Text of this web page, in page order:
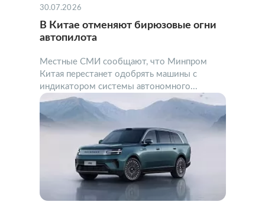
30.07.2026
В Китае отменяют бирюзовые огни
автопилота
Местные СМИ сообщают, что Минпром
Китая перестанет одобрять машины с
индикатором системы автономного...